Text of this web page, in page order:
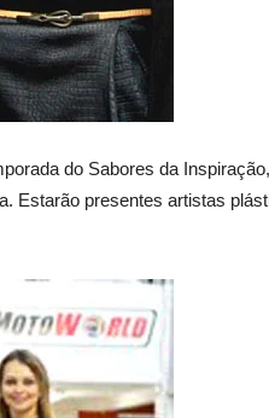
do Sabores da
Estarão presentes artistas